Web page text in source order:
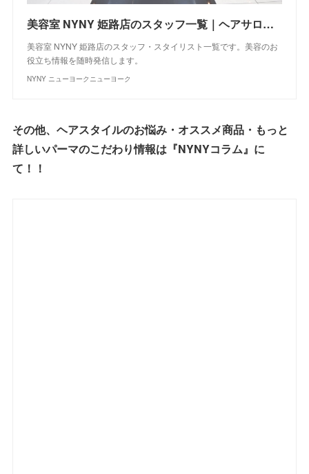
美容室 NYNY 姫路店のスタッフ一覧｜ヘアサロン・美容院｜ニューヨークニューヨーク
美容室 NYNY 姫路店のスタッフ・スタイリスト一覧です。美容のお
役立ち情報を随時発信します。
NYNY ニューヨークニューヨーク
その他、ヘアスタイルのお悩み・オススメ商品・もっと
詳しいパーマのこだわり情報は『NYNYコラム』に
て！！